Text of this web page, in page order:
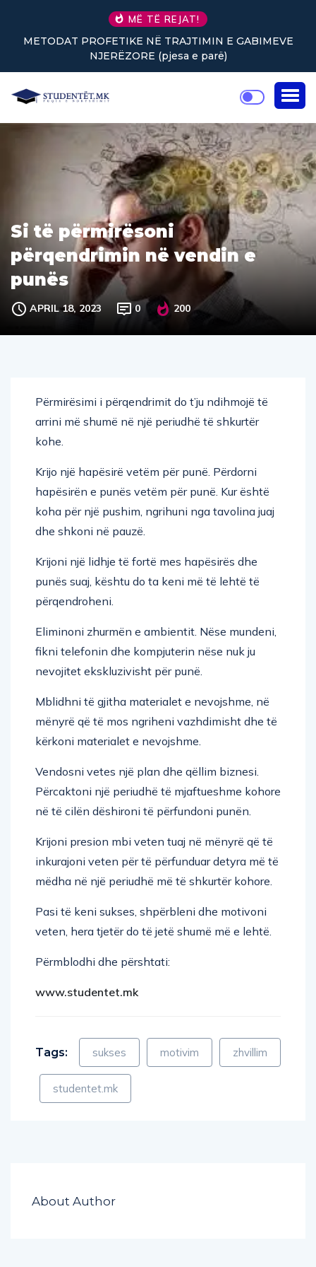
MË TË REJAT!
PROFETIKE NË TRAJTIMIN E GABIMEVE
NJERËZORE (pjesa e parë)
Nuk
Si të përmirësoni
përqendrimin në vendin e
punës
APRIL 18, 2023 0 200
Përmirësimi i përqendrimit do t’ju ndihmojë të
arrini më shumë në një periudhë të shkurtër
kohe.
Krijo një hapësirë ​​vetëm për punë. Përdorni
hapësirën e punës vetëm për punë. Kur është
koha për një pushim, ngrihuni nga tavolina juaj
dhe shkoni në pauzë.
Krijoni një lidhje të fortë mes hapësirës dhe
punës suaj, kështu do ta keni më të lehtë të
përqendroheni.
Eliminoni zhurmën e ambientit. Nëse mundeni,
fikni telefonin dhe kompjuterin nëse nuk ju
nevojitet ekskluzivisht për punë.
Mblidhni të gjitha materialet e nevojshme, në
mënyrë që të mos ngriheni vazhdimisht dhe të
kërkoni materialet e nevojshme.
Vendosni vetes një plan dhe qëllim biznesi.
Përcaktoni një periudhë të mjaftueshme kohore
në të cilën dëshironi të përfundoni punën.
Krijoni presion mbi veten tuaj në mënyrë që të
inkurajoni veten për të përfunduar detyra më të
mëdha në një periudhë më të shkurtër kohore.
Pasi të keni sukses, shpërbleni dhe motivoni
veten, hera tjetër do të jetë shumë më e lehtë.
Përmblodhi dhe përshtati:
www.studentet.mk
Tags: sukses motivim zhvillim
studentet.mk
About Author